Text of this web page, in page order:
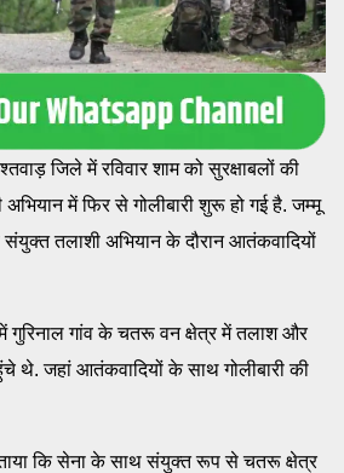
जिले में रविवार शाम को सुरक्षाबलों की
में फिर से गोलीबारी शुरू हो गई है. जम्मू
तलाशी अभियान के दौरान आतंकवादियों
गुरिनाल गांव के चतरू वन क्षेत्र में तलाश और
थे. जहां आतंकवादियों के साथ गोलीबारी की
कि सेना के साथ संयुक्त रूप से चतरू क्षेत्र